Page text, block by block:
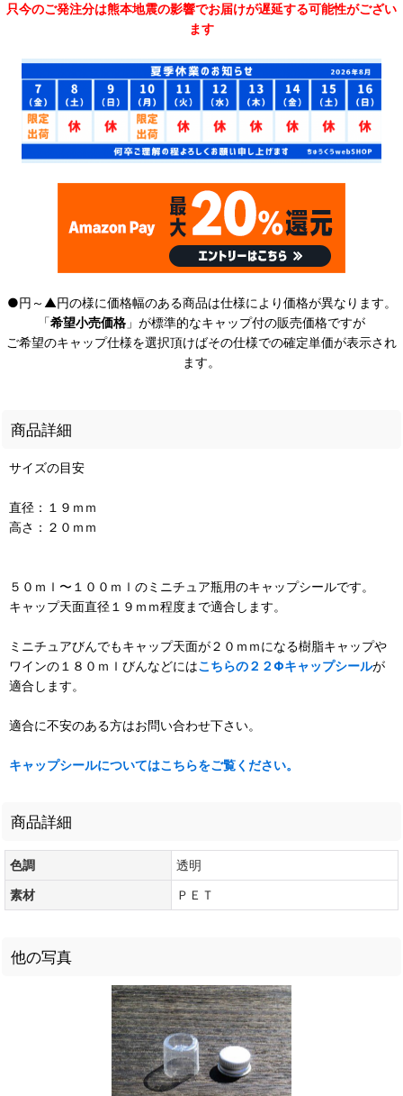
只今のご発注分は熊本地震の影響でお届けが遅延する可能性がござい
ます
●円～▲円の様に価格幅のある商品は仕様により価格が異なります。
「希望小売価格 」が標準的なキャップ付の販売価格ですが
ご希望のキャップ仕様を選択頂けばその仕様での確定単価が表示され
ます。
商品詳細
サイズの目安
直径：１９ｍｍ
高さ：２０ｍｍ
５０ｍｌ〜１００ｍｌのミニチュア瓶用のキャップシールです。
キャップ天面直径１９ｍｍ程度まで適合します。
ミニチュアびんでもキャップ天面が２０ｍｍになる樹脂キャップや
ワインの１８０ｍｌびんなどにはこちらの２２Φキャップシールが
適合します。
適合に不安のある方はお問い合わせ下さい。
キャップシールについてはこちらをご覧ください。
商品詳細
色調
透明
素材
ＰＥＴ
他の写真